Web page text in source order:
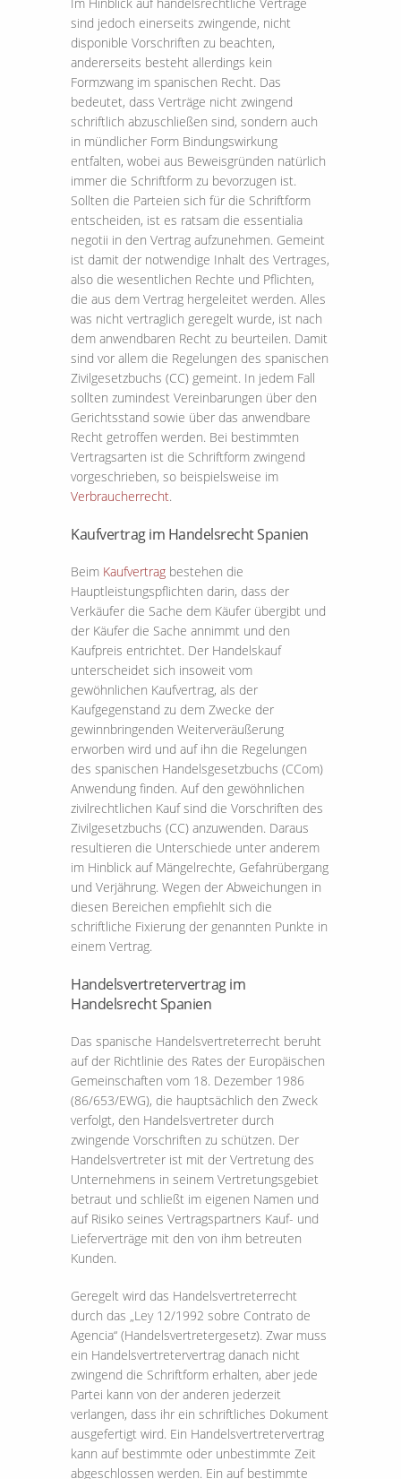
sind jedoch einerseits zwingende, nicht
disponible Vorschriften zu beachten,
andererseits besteht allerdings kein
Formzwang im spanischen Recht. Das
bedeutet, dass Verträge nicht zwingend
schriftlich abzuschließen sind, sondern auch
in mündlicher Form Bindungswirkung
entfalten, wobei aus Beweisgründen natürlich
immer die Schriftform zu bevorzugen ist.
Sollten die Parteien sich für die Schriftform
entscheiden, ist es ratsam die essentialia
negotii in den Vertrag aufzunehmen. Gemeint
ist damit der notwendige Inhalt des Vertrages,
also die wesentlichen Rechte und Pflichten,
die aus dem Vertrag hergeleitet werden. Alles
was nicht vertraglich geregelt wurde, ist nach
dem anwendbaren Recht zu beurteilen. Damit
sind vor allem die Regelungen des spanischen
Zivilgesetzbuchs (CC) gemeint. In jedem Fall
sollten zumindest Vereinbarungen über den
Gerichtsstand sowie über das anwendbare
Recht getroffen werden. Bei bestimmten
Vertragsarten ist die Schriftform zwingend
vorgeschrieben, so beispielsweise im
Verbraucherrecht.
Kaufvertrag im Handelsrecht Spanien
Beim Kaufvertrag bestehen die
Hauptleistungspflichten darin, dass der
Verkäufer die Sache dem Käufer übergibt und
der Käufer die Sache annimmt und den
Kaufpreis entrichtet. Der Handelskauf
unterscheidet sich insoweit vom
gewöhnlichen Kaufvertrag, als der
Kaufgegenstand zu dem Zwecke der
gewinnbringenden Weiterveräußerung
erworben wird und auf ihn die Regelungen
des spanischen Handelsgesetzbuchs (CCom)
Anwendung finden. Auf den gewöhnlichen
zivilrechtlichen Kauf sind die Vorschriften des
Zivilgesetzbuchs (CC) anzuwenden. Daraus
resultieren die Unterschiede unter anderem
im Hinblick auf Mängelrechte, Gefahrübergang
und Verjährung. Wegen der Abweichungen in
diesen Bereichen empfiehlt sich die
schriftliche Fixierung der genannten Punkte in
einem Vertrag.
Handelsvertretervertrag im
Handelsrecht Spanien
Das spanische Handelsvertreterrecht beruht
auf der Richtlinie des Rates der Europäischen
Gemeinschaften vom 18. Dezember 1986
(86/653/EWG), die hauptsächlich den Zweck
verfolgt, den Handelsvertreter durch
zwingende Vorschriften zu schützen. Der
Handelsvertreter ist mit der Vertretung des
Unternehmens in seinem Vertretungsgebiet
betraut und schließt im eigenen Namen und
auf Risiko seines Vertragspartners Kauf- und
Lieferverträge mit den von ihm betreuten
Kunden.
Geregelt wird das Handelsvertreterrecht
durch das „Ley 12/1992 sobre Contrato de
Agencia“ (Handelsvertretergesetz). Zwar muss
ein Handelsvertretervertrag danach nicht
zwingend die Schriftform erhalten, aber jede
Partei kann von der anderen jederzeit
verlangen, dass ihr ein schriftliches Dokument
ausgefertigt wird. Ein Handelsvertretervertrag
kann auf bestimmte oder unbestimmte Zeit
abgeschlossen werden. Ein auf bestimmte